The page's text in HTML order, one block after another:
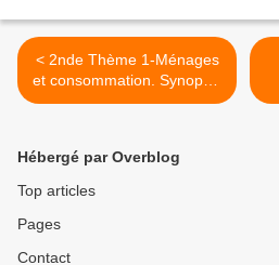
< 2nde Thème 1-Ménages
et consommation. Synopsis
du documentaire La révolte
Hébergé par Overblog
Top articles
Pages
Contact